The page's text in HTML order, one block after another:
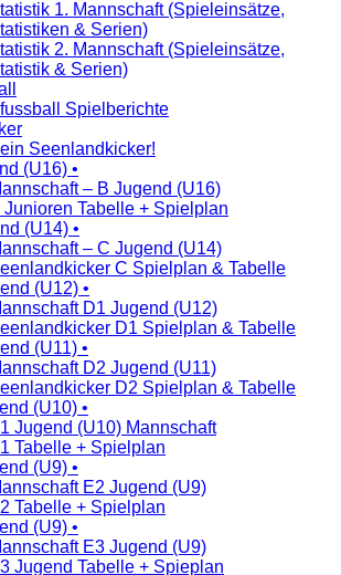
1. Mannschaft (Spieleinsätze,
& Serien)
2. Mannschaft (Spieleinsätze,
& Serien)
Spielberichte
Seenlandkicker!
(U16) •
– B Jugend (U16)
Junioren Tabelle + Spielplan
(U14) •
– C Jugend (U14)
C Spielplan & Tabelle
(U12) •
D1 Jugend (U12)
D1 Spielplan & Tabelle
(U11) •
D2 Jugend (U11)
D2 Spielplan & Tabelle
(U10) •
Jugend (U10) Mannschaft
Tabelle + Spielplan
(U9) •
E2 Jugend (U9)
Tabelle + Spielplan
(U9) •
E3 Jugend (U9)
Jugend Tabelle + Spieplan